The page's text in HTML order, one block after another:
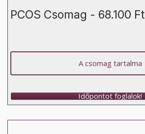
PCOS Csomag - 68.100 Ft
A csomag tartalma
Időpontot foglalok!